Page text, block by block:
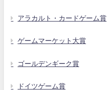
アラカルト・カードゲーム賞
ゲームマーケット大賞
ゴールデンギーク賞
ドイツゲーム賞